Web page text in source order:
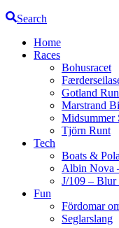
Search
Home
Races
Bohusracet
Gotland
Marstrand
Midsummer
Tjörn Runt
Tech
Boats &
Albin Nova
J/109 – Blur
Fun
Fördomar
Seglarslang